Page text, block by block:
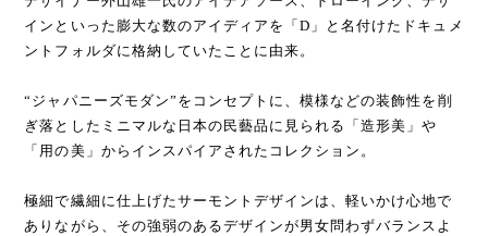
インといった膨大な数のアイディアを「D」と名付けたドキュメ
ントフォルダに格納していたことに由来。
“ジャパニーズモダン”をコンセプトに、模様などの装飾性を削
ぎ落としたミニマルな日本の民藝品に見られる「造形美」や
「用の美」からインスパイアされたコレクション。
極細で繊細に仕上げたサーモントデザインは、軽いかけ心地で
ありながら、その強弱のあるデザインが男女問わずバランスよ